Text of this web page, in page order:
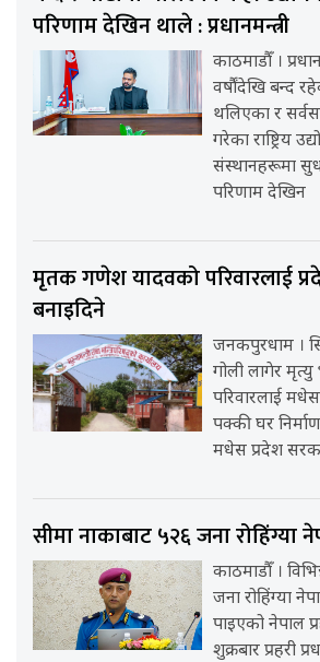
परिणाम देखिन थाले : प्रधानमन्त्री
काठमाडौँ ।
वर्षौंदेखि बन्द
थलिएका र
गरेका राष्ट्रिय
संस्थानहरूमा
परिणाम देखिन
मृतक गणेश यादवको परिवारलाई
बनाइदिने
जनकपुरधाम ।
गोली लागेर
परिवारलाई
पक्की घर
मधेस प्रदेश
सीमा नाकाबाट ५२६ जना रोहिंग्या
काठमाडौँ ।
जना रोहिंग्या
पाइएको नेपाल
शुक्रबार प्रहरी